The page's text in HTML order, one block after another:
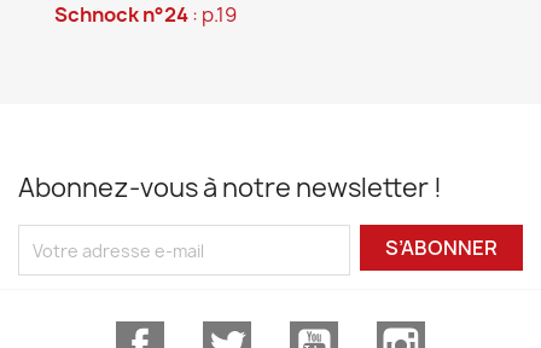
Schnock n°24: p.19
Abonnez-vous à notre newsletter !
S’ABONNER
Facebook Twitter YouTube